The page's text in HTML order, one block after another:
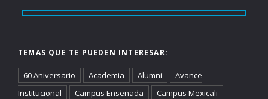
TEMAS QUE TE PUEDEN INTERESAR:
60 Aniversario Academia Alumni
Avance
Institucional
Campus Ensenada
Campus Mexicali